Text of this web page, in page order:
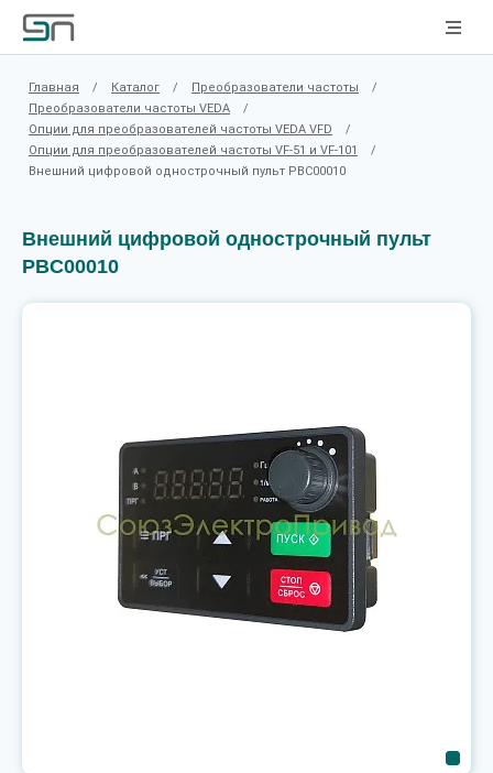
Главная / Каталог / Преобразователи частоты
/
Преобразователи частоты VEDA
/
Опции для преобразователей частоты VEDA VFD
/
Опции для преобразователей частоты VF-51 и VF-101
/
Внешний цифровой однострочный пульт PBC00010
Внешний цифровой однострочный пульт
PBC00010